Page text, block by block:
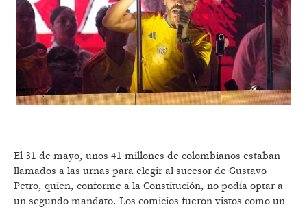
El 31 de mayo, unos 41 millones de colombianos estaban
llamados a las urnas para elegir al sucesor de Gustavo
Petro, quien, conforme a la Constitución, no podía optar a
un segundo mandato. Los comicios fueron vistos como un